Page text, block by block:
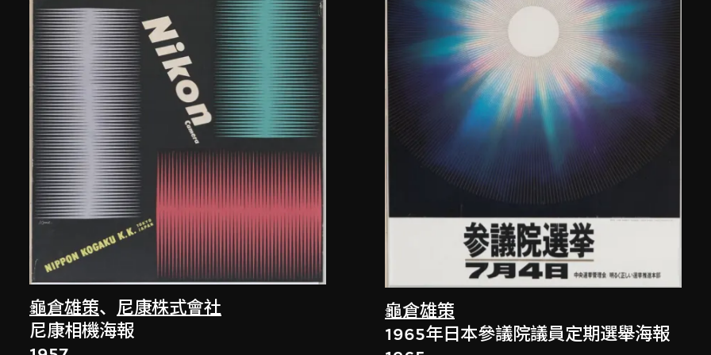
龜倉雄策、 尼康株式會社
尼康相機海報
龜倉雄策
1965年日本參議院議員定期選舉海報